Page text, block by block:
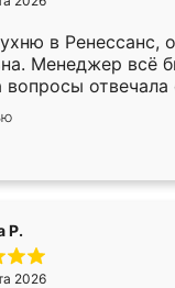
только
в Ренессанс,
Менеджер всё
вопросы отвечала
в субботу,
работали
Р.
2026